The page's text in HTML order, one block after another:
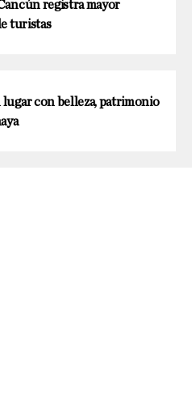
registra mayor
turistas
con belleza, patrimonio